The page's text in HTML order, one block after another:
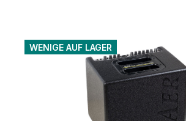
WENIGE AUF LAGER